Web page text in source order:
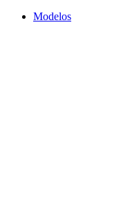
Modelos